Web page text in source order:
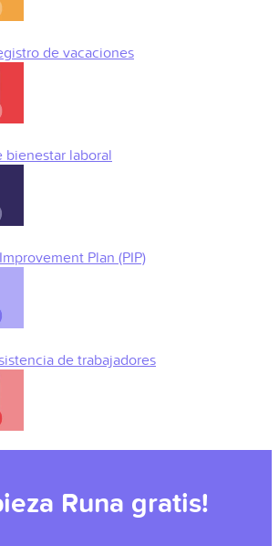
de vacaciones
bienestar laboral
Plan (PIP)
de trabajadores
Runa gratis!